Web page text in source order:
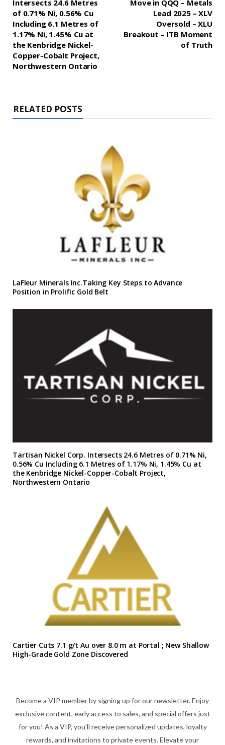
Intersects 24.6 Metres
of 0.71% Ni, 0.56% Cu
Including 6.1 Metres of
1.17% Ni, 1.45% Cu at
the Kenbridge Nickel-
Copper-Cobalt Project,
Northwestern Ontario
Move in QQQ – Metals
Lead 2025 – XLV
Oversold – XLU
Breakout – ITB Moment
of Truth
RELATED POSTS
LaFleur Minerals Inc.Taking Key Steps to Advance
Position in Prolific Gold Belt
Tartisan Nickel Corp. Intersects 24.6 Metres of 0.71% Ni,
0.56% Cu Including 6.1 Metres of 1.17% Ni, 1.45% Cu at
the Kenbridge Nickel-Copper-Cobalt Project,
Northwestern Ontario
Cartier Cuts 7.1 g/t Au over 8.0 m at Portal ; New Shallow
High-Grade Gold Zone Discovered
Become a VIP member by signing up for our newsletter. Enjoy
exclusive content, early access to sales, and special offers just
for you! As a VIP, you'll receive personalized updates, loyalty
rewards, and invitations to private events. Elevate your